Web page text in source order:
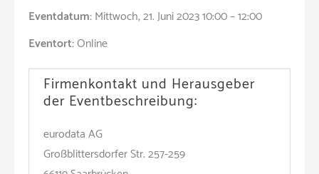
Eventdatum:Mittwoch, 21. Juni 2023 10:00 – 12:00
Eventort:Online
Firmenkontakt und Herausgeber
der Eventbeschreibung:
eurodata AG
Großblittersdorfer Str. 257-259